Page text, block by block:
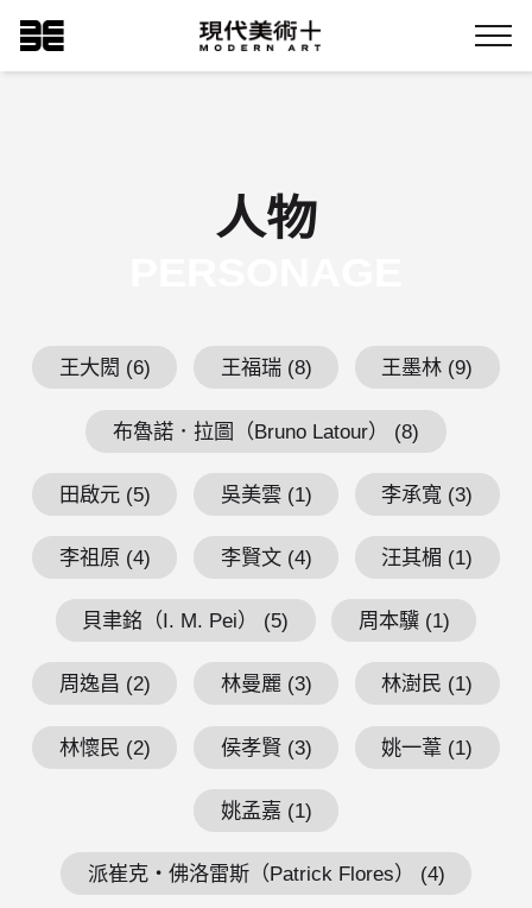
到
主
現代美術+Logo
Menu
人物
王大閎 (6) 王福瑞 (8) 王墨林 (9)
布魯諾．拉圖（Bruno Latour） (8)
田啟元 (5) 吳美雲 (1) 李承寬 (3)
李祖原 (4) 李賢文 (4) 汪其楣 (1)
貝聿銘（I. M. Pei） (5) 周本驥 (1)
周逸昌 (2) 林曼麗 (3) 林澍民 (1)
林懷民 (2) 侯孝賢 (3) 姚一葦 (1)
姚孟嘉 (1)
派崔克・佛洛雷斯（Patrick Flores） (4)